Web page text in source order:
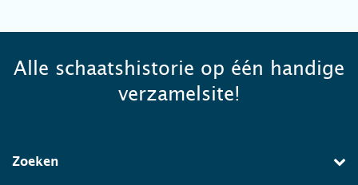
Alle schaatshistorie op één handige
verzamelsite!
Zoeken